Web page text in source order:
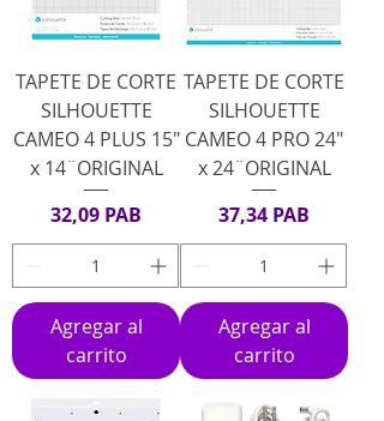
TAPETE DE CORTE
SILHOUETTE
CAMEO 4 PLUS 15"
x 14¨ORIGINAL
Precio
32,09 PAB
Agregar al
carrito
TAPETE DE CORTE
SILHOUETTE
CAMEO 4 PRO 24"
x 24¨ORIGINAL
Precio
37,34 PAB
Agregar al
carrito